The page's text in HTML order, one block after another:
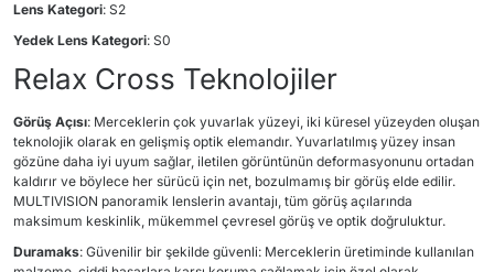
Lens Kategori: S2
Yedek Lens Kategori: S0
Relax Cross Teknolojiler
Görüş Açısı: Merceklerin çok yuvarlak yüzeyi, iki küresel yüzeyden oluşan
teknolojik olarak en gelişmiş optik elemandır. Yuvarlatılmış yüzey insan
gözüne daha iyi uyum sağlar, iletilen görüntünün deformasyonunu ortadan
kaldırır ve böylece her sürücü için net, bozulmamış bir görüş elde edilir.
MULTIVISION panoramik lenslerin avantajı, tüm görüş açılarında
maksimum keskinlik, mükemmel çevresel görüş ve optik doğruluktur.
Duramaks: Güvenilir bir şekilde güvenli: Merceklerin üretiminde kullanılan